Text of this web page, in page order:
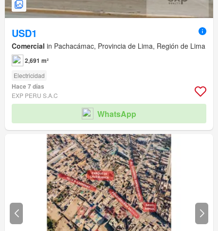
USD1
Comercial in Pachacámac, Provincia de Lima, Región de Lima
2,691 m²
Electricidad
Hace 7 días
EXP PERU S.A.C
WhatsApp